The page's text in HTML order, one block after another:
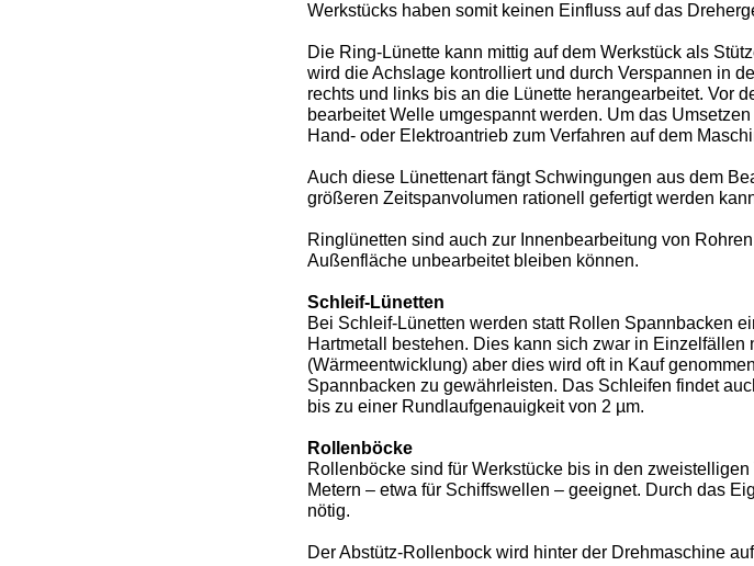
Werkstücks haben somit keinen Einfluss auf das
Die Ring-Lünette kann mittig auf dem Werkstück als
wird die Achslage kontrolliert und durch Verspannen in
rechts und links bis an die Lünette herangearbeitet. Vor
bearbeitet Welle umgespannt werden. Um das
Hand- oder Elektroantrieb zum Verfahren auf dem
Auch diese Lünettenart fängt Schwingungen aus dem
größeren Zeitspanvolumen rationell gefertigt werden
Ringlünetten sind auch zur Innenbearbeitung von
Außenfläche unbearbeitet bleiben können.
Schleif-Lünetten
Bei Schleif-Lünetten werden statt Rollen Spannbacken
Hartmetall bestehen. Dies kann sich zwar in
(Wärmeentwicklung) aber dies wird oft in Kauf
Spannbacken zu gewährleisten. Das Schleifen findet
bis zu einer Rundlaufgenauigkeit von 2 µm.
Rollenböcke
Rollenböcke sind für Werkstücke bis in den
Metern – etwa für Schiffswellen – geeignet. Durch das
nötig.
Der Abstütz-Rollenbock wird hinter der Drehmaschine